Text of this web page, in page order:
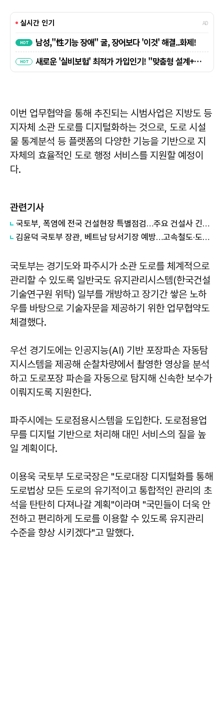
이번 업무협약을 통해 추진되는 시범사업은 지방도 등
지자체 소관 도로를 디지털화하는 것으로, 도로 시설
물 통계분석 등 플랫폼의 다양한 기능을 기반으로 지
자체의 효율적인 도로 행정 서비스를 지원할 예정이
다.
관련기사
국토부, 폭염에 전국 건설현장 특별점검…주요 건설사 긴급회의 개최
김윤덕 국토부 장관, 베트남 당서기장 예방…고속철도·도시개발 협력 구체화
국토부는 경기도와 파주시가 소관 도로를 체계적으로
관리할 수 있도록 일반국도 유지관리시스템(한국건설
기술연구원 위탁) 일부를 개방하고 장기간 쌓은 노하
우를 바탕으로 기술자문을 제공하기 위한 업무협약도
체결했다.
우선 경기도에는 인공지능(AI) 기반 포장파손 자동탐
지시스템을 제공해 순찰차량에서 촬영한 영상을 분석
하고 도로포장 파손을 자동으로 탐지해 신속한 보수가
이뤄지도록 지원한다.
파주시에는 도로점용시스템을 도입한다. 도로점용업
무를 디지털 기반으로 처리해 대민 서비스의 질을 높
일 계획이다.
이용욱 국토부 도로국장은 "도로대장 디지털화를 통해
도로법상 모든 도로의 유기적이고 통합적인 관리의 초
석을 탄탄히 다져나갈 계획"이라며 "국민들이 더욱 안
전하고 편리하게 도로를 이용할 수 있도록 유지관리
수준을 향상 시키겠다"고 말했다.